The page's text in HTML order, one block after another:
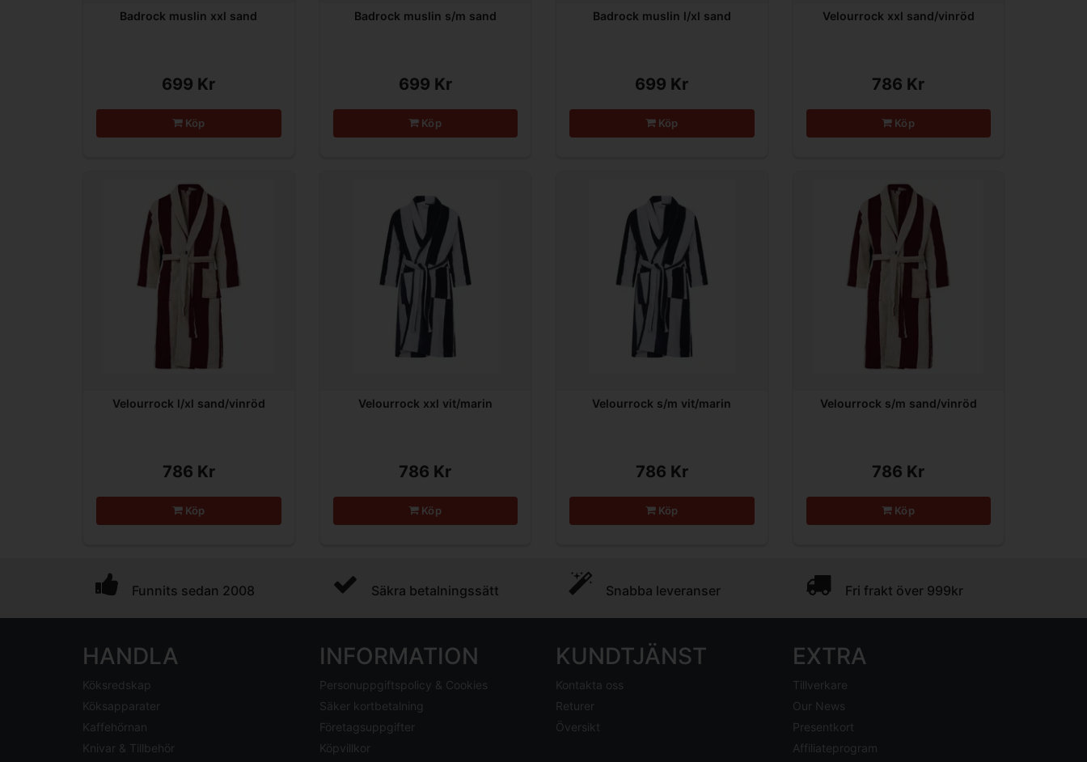
Badrock muslin xxl sand
699 Kr
Köp
Badrock muslin s/m sand
699 Kr
Köp
Badrock muslin l/xl sand
699 Kr
Köp
Velourrock xxl sand/vinröd
786 Kr
Köp
Velourrock l/xl sand/vinröd
786 Kr
Köp
Velourrock xxl vit/marin
786 Kr
Köp
Velourrock s/m vit/marin
786 Kr
Köp
Velourrock s/m sand/vinröd
786 Kr
Köp
Funnits sedan 2008 Säkra betalningssätt Snabba leveranser Fri frakt över 999kr
HANDLA
Köksredskap
Köksapparater
Kaffehörnan
Knivar & Tillbehör
INFORMATION
Personuppgiftspolicy & Cookies
Säker kortbetalning
Företagsuppgifter
Köpvillkor
KUNDTJÄNST
Kontakta oss
Returer
Översikt
EXTRA
Tillverkare
Our News
Presentkort
Affiliateprogram